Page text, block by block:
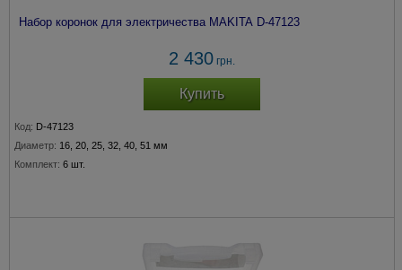
Набор коронок для электричества MAKITA D-47123
2 430 грн.
Купить
Код: D-47123
Диаметр: 16, 20, 25, 32, 40, 51 мм
Комплект: 6 шт.